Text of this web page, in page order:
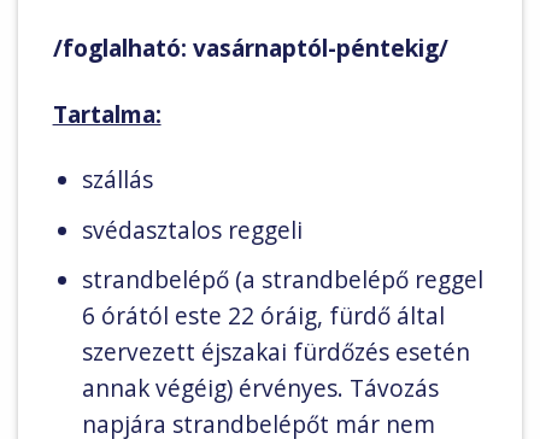
/foglalható: vasárnaptól-péntekig/
Tartalma:
szállás
svédasztalos reggeli
strandbelépő (a strandbelépő reggel
6 órától este 22 óráig, fürdő által
szervezett éjszakai fürdőzés esetén
annak végéig) érvényes. Távozás
napjára strandbelépőt már nem